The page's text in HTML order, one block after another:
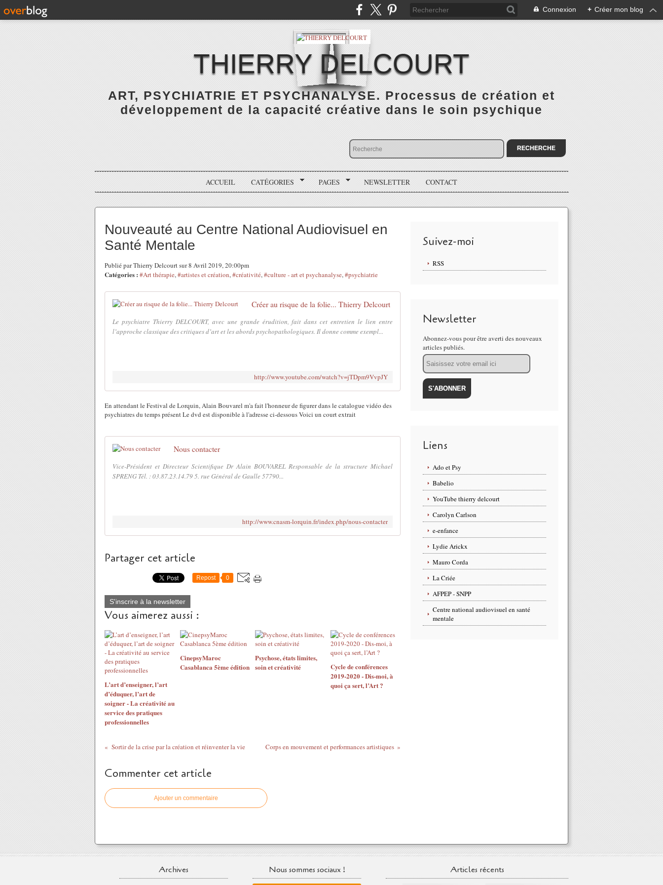
Connexion + Créer mon blog
THIERRY DELCOURT
ART, PSYCHIATRIE ET PSYCHANALYSE. Processus de création et
développement de la capacité créative dans le soin psychique
ACCUEIL CATÉGORIES PAGES NEWSLETTER CONTACT
Nouveauté au Centre National Audiovisuel en
Santé Mentale
Publié par Thierry Delcourt sur 8 Avril 2019, 20:00pm
Catégories : #Art thérapie,#artistes et création,#créativité,#culture - art et psychanalyse,#psychiatrie
Créer au risque de la folie... Thierry Delcourt
Le psychiatre Thierry DELCOURT, avec une grande érudition, fait dans cet entretien le lien entre
lʼapproche classique des critiques dʼart et les abords psychopathologiques. Il donne comme exempl...
http://www.youtube.com/watch?v=jTDpm9VvpJY
En attendant le Festival de Lorquin, Alain Bouvarel m'a fait l'honneur de figurer dans le catalogue vidéo des
psychiatres du temps présent Le dvd est disponible à l'adresse ci-dessous Voici un court extrait
Nous contacter
Vice-Président et Directeur Scientifique Dr Alain BOUVAREL Responsable de la structure Michael
SPRENG Tél. : 03.87.23.14.79 5. rue Général de Gaulle 57790...
http://www.cnasm-lorquin.fr/index.php/nous-contacter
Partager cet article
Repost 0
S'inscrire à la newsletter
Vous aimerez aussi :
L’art d’enseigner, l’art
d’éduquer, l’art de
soigner - La créativité au
service des pratiques
professionnelles
CinepsyMaroc
Casablanca 5ème édition
Psychose, états limites,
soin et créativité
Cycle de conférences
2019-2020 - Dis-moi, à
quoi ça sert, l’Art ?
Sortir de la crise par la création et réinventer la vie Corps en mouvement et performances artistiques
Commenter cet article
Ajouter un commentaire
Suivez-moi
RSS
Newsletter
Abonnez-vous pour être averti des nouveaux
articles publiés.
Email
Liens
Ado et Psy
Babelio
YouTube thierry delcourt
Carolyn Carlson
e-enfance
Lydie Arickx
Mauro Corda
La Criée
AFPEP - SNPP
Centre national audiovisuel en santé
mentale
Archives Nous sommes sociaux ! Articles récents